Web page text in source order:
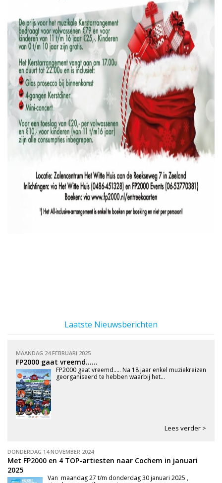
Laatste Nieuwsberichten
MAANDAG 24 FEBRUARI 2025
FP2000 gaat vreemd......
FP2000 gaat vreemd..... Na 18 jaar enkel muziekreizen
georganiseerd te hebben waarbij het...
Lees verder >
DONDERDAG 14 NOVEMBER 2024
Met FP2000 en 4 TOP-artiesten naar Cochem in januari
2025
Van maandag 27 t/m donderdag 30 januari 2025 ,